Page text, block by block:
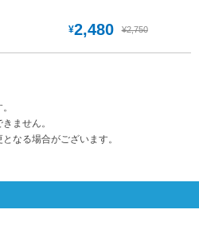
¥2,480 ¥2,750
ません。
なる場合がございます。